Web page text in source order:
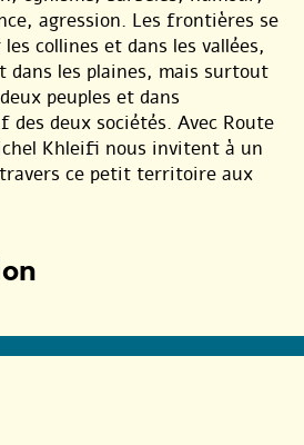
agression. Les frontières se
collines et dans les vallées,
dans les plaines, mais surtout
peuples et dans
des deux sociétés. Avec Route
Khleifi nous invitent à un
ce petit territoire aux